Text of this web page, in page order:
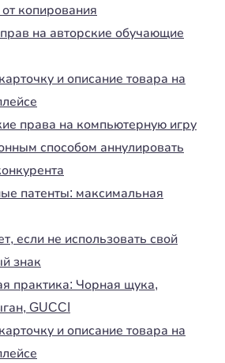
копирования
на авторские обучающие
и описание товара на
права на компьютерную игру
способом аннулировать
патенты: максимальная
если не использовать свой
знак
практика: Чорная щука,
GUCCI
и описание товара на